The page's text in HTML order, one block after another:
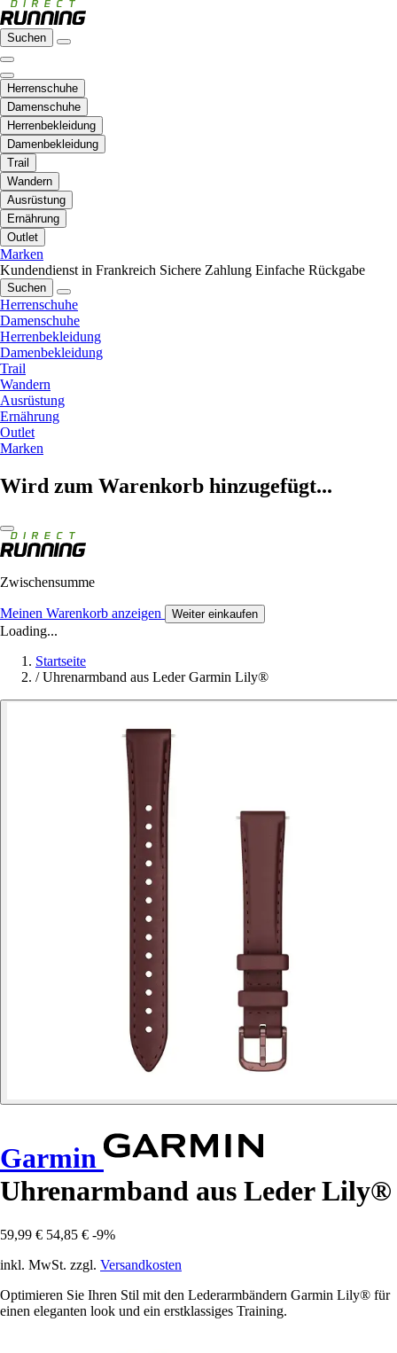
Suchen
Herrenschuhe
Damenschuhe
Herrenbekleidung
Damenbekleidung
Trail
Wandern
Ausrüstung
Ernährung
Outlet
Marken
Kundendienst in Frankreich Sichere Zahlung Einfache Rückgabe
Suchen
Herrenschuhe
Damenschuhe
Herrenbekleidung
Damenbekleidung
Trail
Wandern
Ausrüstung
Ernährung
Outlet
Marken
Wird zum Warenkorb hinzugefügt...
Zwischensumme
Meinen Warenkorb anzeigen Weiter einkaufen
Loading...
Startseite
/ Uhrenarmband aus Leder Garmin Lily®
Garmin
Uhrenarmband aus Leder Lily®
59,99 € 54,85 € -9%
inkl. MwSt. zzgl. Versandkosten
Optimieren Sie Ihren Stil mit den Lederarmbändern Garmin Lily® für
einen eleganten look und ein erstklassiges Training.